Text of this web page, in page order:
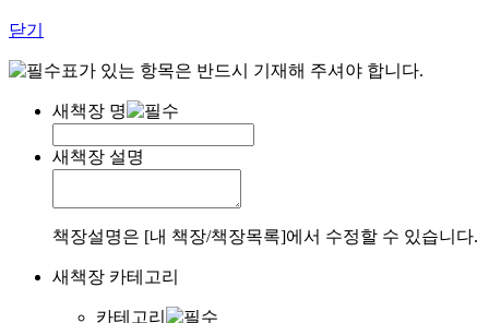
닫기
표가 있는 항목은 반드시 기재해 주셔야 합니다.
새책장 명
새책장 설명
책장설명은 [내 책장/책장목록]에서 수정할 수 있습니다.
새책장 카테고리
카테고리